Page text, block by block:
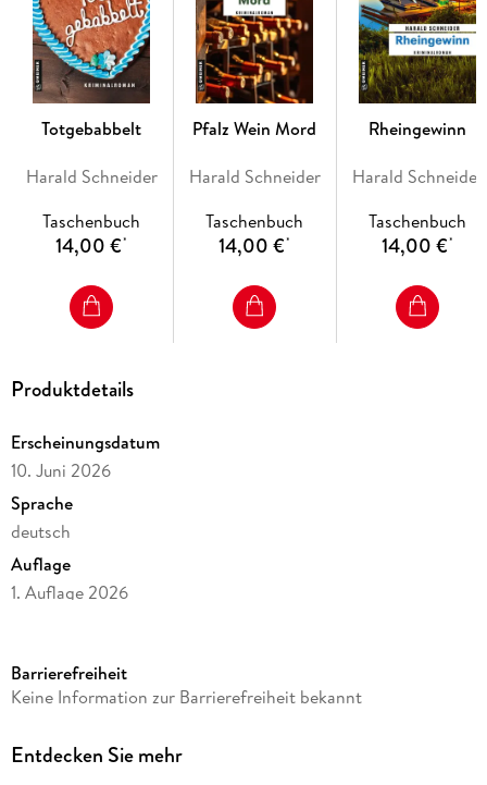
Totgebabbelt
Harald Schneider
Taschenbuch
14,00 €*
Pfalz Wein Mord
Harald Schneider
Taschenbuch
14,00 €*
Rheingewinn
Harald Schneider
Taschenbuch
14,00 €*
Produktdetails
Erscheinungsdatum
10. Juni 2026
Sprache
deutsch
Auflage
1. Auflage 2026
Reihe
Autor/Autorin
Barrierefreiheit
Keine Information zur Barrierefreiheit bekannt
Entdecken Sie mehr